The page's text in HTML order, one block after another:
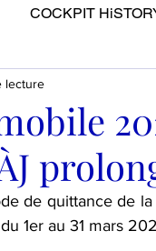
COCKPIT
ROUTIERS
lecture
de quittance de
1er au 31 mars